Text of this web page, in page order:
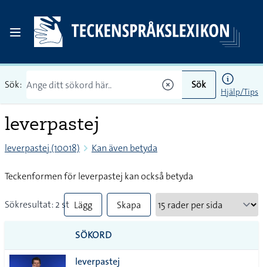
Sök: Sök
Hjälp/Tips
leverpastej
leverpastej (10018) Kan även betyda
Teckenformen för leverpastej kan också betyda
Sökresultat: 2 st Lägg
till
alla i
Skapa
SÖKORD
leverpastej